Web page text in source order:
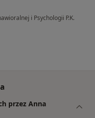
i Psychologii P.K.
przez Anna